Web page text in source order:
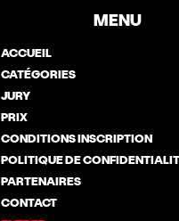
MENU
ACCUEIL
CATÉGORIES
JURY
PRIX
CONDITIONS INSCRIPTION
POLITIQUE DE
PARTENAIRES
CONTACT